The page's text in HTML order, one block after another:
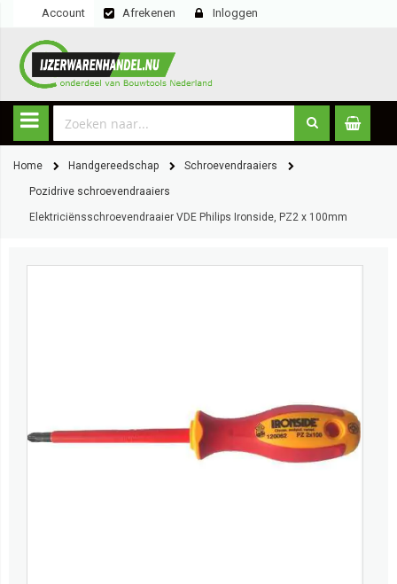
Account Afrekenen Inloggen
Home Handgereedschap Schroevendraaiers
Pozidrive schroevendraaiers
Elektriciënsschroevendraaier VDE Philips Ironside, PZ2 x 100mm